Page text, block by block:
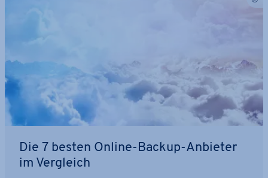
Die 7 besten Online-Backup-Anbieter
im Vergleich